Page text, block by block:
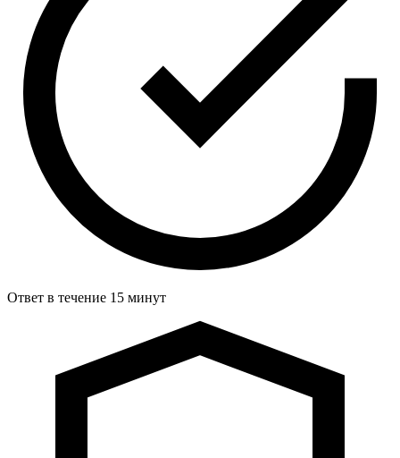
Ответ в течение 15 минут